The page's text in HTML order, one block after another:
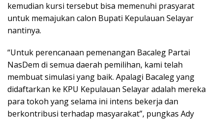
kemudian kursi tersebut bisa memenuhi prasyarat
untuk memajukan calon Bupati Kepulauan Selayar
nantinya.
“Untuk perencanaan pemenangan Bacaleg Partai
NasDem di semua daerah pemilihan, kami telah
membuat simulasi yang baik. Apalagi Bacaleg yang
didaftarkan ke KPU Kepulauan Selayar adalah mereka
para tokoh yang selama ini intens bekerja dan
berkontribusi terhadap masyarakat”, pungkas Ady